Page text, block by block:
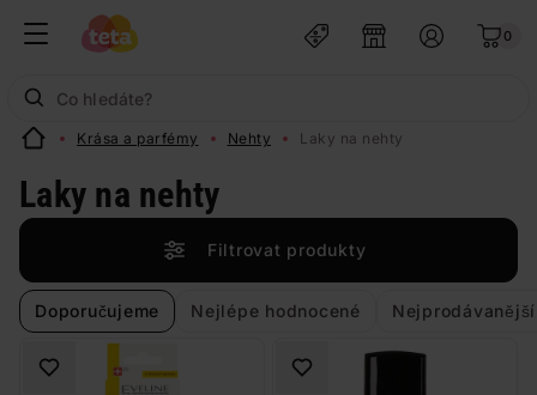
0
Krása a parfémy Nehty Laky na nehty
Laky na nehty
Filtrovat produkty
Doporučujeme Nejlépe hodnocené Nejprodávanější